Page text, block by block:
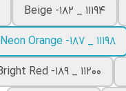
11194 _ Beige -182
11198 _ Neon Orange -187
11200 _ Bright Red -189